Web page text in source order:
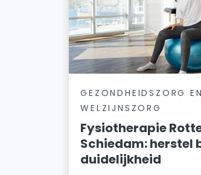
GEZONDHEIDSZORG EN
WELZIJNSZORG
Fysiotherapie
Schiedam: herstel
duidelijkheid